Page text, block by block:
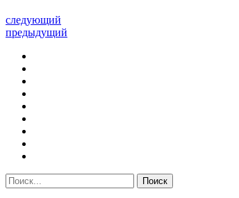
следующий
предыдущий